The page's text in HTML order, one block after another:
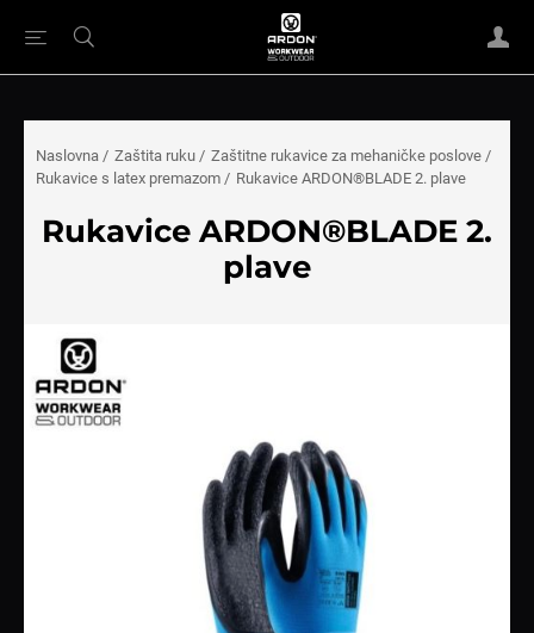
Naslovna / Zaštita ruku / Zaštitne rukavice za mehaničke poslove /
Rukavice s latex premazom / Rukavice ARDON®BLADE 2. plave
Rukavice ARDON®BLADE 2.
plave